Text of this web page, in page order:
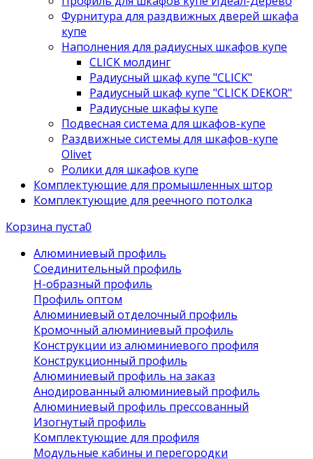
Фурнитура для раздвижных дверей шкафа
купе
Наполнения для радиусных шкафов купе
CLICK молдинг
Радиусный шкаф купе "CLICK"
Радиусный шкаф купе "CLICK DEKOR"
Радиусные шкафы купе
Подвесная система для шкафов-купе
Раздвижные системы для шкафов-купе
Olivet
Ролики для шкафов купе
Комплектующие для промышленных штор
Комплектующие для реечного потолка
Корзина пуста0
Алюминиевый профиль
Соединительный профиль
Н-образный профиль
Профиль оптом
Алюминиевый отделочный профиль
Кромочный алюминиевый профиль
Конструкции из алюминиевого профиля
Конструкционный профиль
Алюминиевый профиль на заказ
Анодированный алюминиевый профиль
Алюминиевый профиль прессованный
Изогнутый профиль
Комплектующие для профиля
Модульные кабины и перегородки